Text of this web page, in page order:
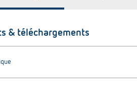
& téléchargements